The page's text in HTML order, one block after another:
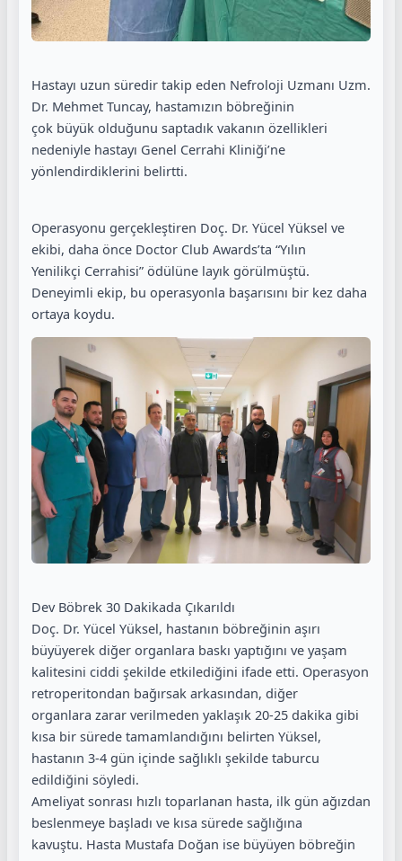
Hastayı uzun süredir takip eden Nefroloji Uzmanı Uzm.
Dr. Mehmet Tuncay, hastamızın böbreğinin
çok büyük olduğunu saptadık vakanın özellikleri
nedeniyle hastayı Genel Cerrahi Kliniği’ne
yönlendirdiklerini belirtti.
Operasyonu gerçekleştiren Doç. Dr. Yücel Yüksel ve
ekibi, daha önce Doctor Club Awards’ta “Yılın
Yenilikçi Cerrahisi” ödülüne layık görülmüştü.
Deneyimli ekip, bu operasyonla başarısını bir kez daha
ortaya koydu.
Dev Böbrek 30 Dakikada Çıkarıldı
Doç. Dr. Yücel Yüksel, hastanın böbreğinin aşırı
büyüyerek diğer organlara baskı yaptığını ve yaşam
kalitesini ciddi şekilde etkilediğini ifade etti. Operasyon
retroperitondan bağırsak arkasından, diğer
organlara zarar verilmeden yaklaşık 20-25 dakika gibi
kısa bir sürede tamamlandığını belirten Yüksel,
hastanın 3-4 gün içinde sağlıklı şekilde taburcu
edildiğini söyledi.
Ameliyat sonrası hızlı toparlanan hasta, ilk gün ağızdan
beslenmeye başladı ve kısa sürede sağlığına
kavuştu. Hasta Mustafa Doğan ise büyüyen böbreğin